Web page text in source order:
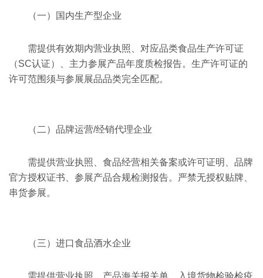
（一）国内生产型企业
需提供有效期内营业执照、对应品类食品生产许可证
（SC认证）、主力参展产品年度质检报告。生产许可证的
许可范围须与参展展品品类完全匹配。
（二）品牌运营/经销代理企业
需提供营业执照、食品经营相关备案或许可证明、品牌
官方授权证书、参展产品合规检测报告。严禁无授权贴牌、
串货参展。
（三）进口食品酒水企业
需提供营业执照、产品海关报关单、入境货物检验检疫